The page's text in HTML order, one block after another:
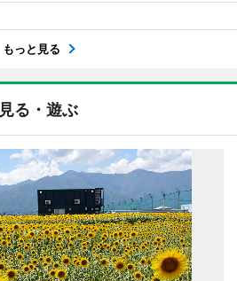
もっと見る
見る・遊ぶ